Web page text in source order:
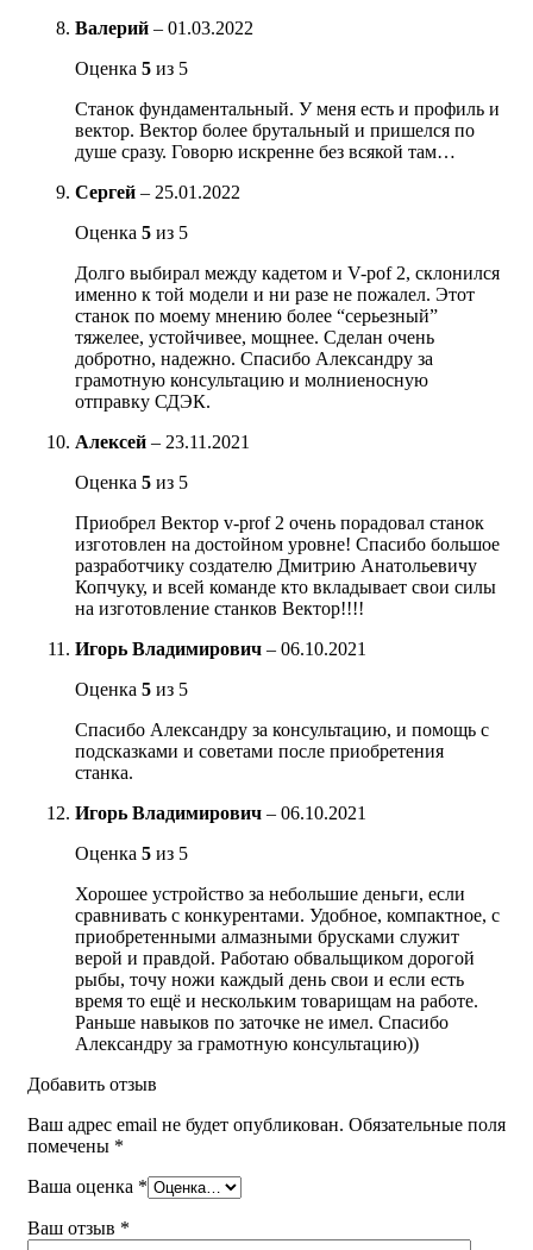
Валерий – 01.03.2022
Оценка 5 из 5
Станок фундаментальный. У меня есть и профиль и
вектор. Вектор более брутальный и пришелся по
душе сразу. Говорю искренне без всякой там…
Сергей – 25.01.2022
Оценка 5 из 5
Долго выбирал между кадетом и V-pof 2, склонился
именно к той модели и ни разе не пожалел. Этот
станок по моему мнению более “серьезный”
тяжелее, устойчивее, мощнее. Сделан очень
добротно, надежно. Спасибо Александру за
грамотную консультацию и молниеносную
отправку СДЭК.
Алексей – 23.11.2021
Оценка 5 из 5
Приобрел Вектор v-prof 2 очень порадовал станок
изготовлен на достойном уровне! Спасибо большое
разработчику создателю Дмитрию Анатольевичу
Копчуку, и всей команде кто вкладывает свои силы
на изготовление станков Вектор!!!!
Игорь Владимирович – 06.10.2021
Оценка 5 из 5
Спасибо Александру за консультацию, и помощь с
подсказками и советами после приобретения
станка.
Игорь Владимирович – 06.10.2021
Оценка 5 из 5
Хорошее устройство за небольшие деньги, если
сравнивать с конкурентами. Удобное, компактное, с
приобретенными алмазными брусками служит
верой и правдой. Работаю обвальщиком дорогой
рыбы, точу ножи каждый день свои и если есть
время то ещё и нескольким товарищам на работе.
Раньше навыков по заточке не имел. Спасибо
Александру за грамотную консультацию))
Добавить отзыв
Ваш адрес email не будет опубликован. Обязательные поля
помечены *
Ваша оценка *
Ваш отзыв *